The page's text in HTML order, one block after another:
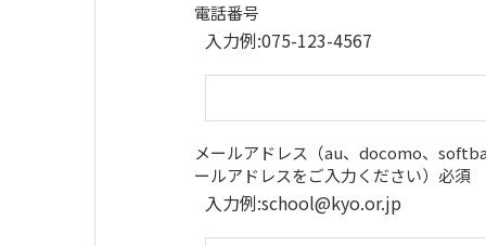
電話番号
入力例:075-123-4567
メールアドレス（au、docomo、
ールアドレスをご入力ください） 必須
入力例:school@kyo.or.jp